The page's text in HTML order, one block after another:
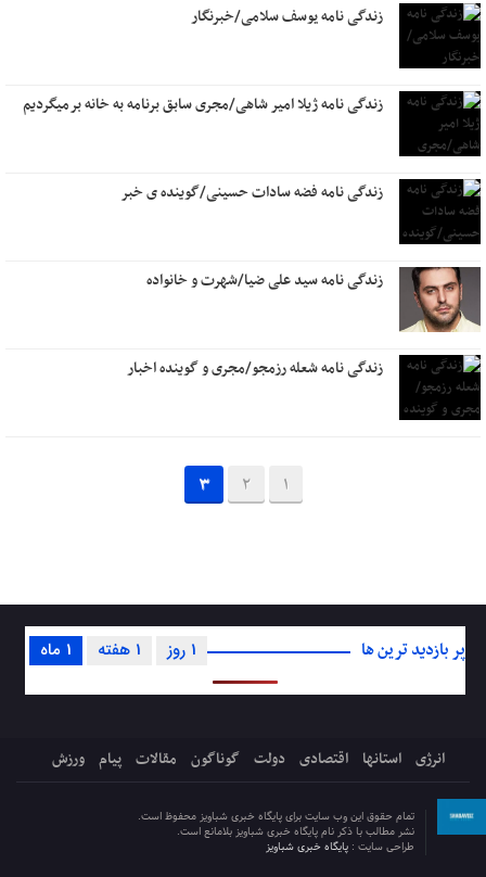
زندگی نامه یوسف سلامی/خبرنگار
زندگی نامه ژیلا امیر شاهی/مجری سابق برنامه به خانه برمیگردیم
زندگی نامه فضه سادات حسینی/گوینده ی خبر
زندگی نامه سید علی ضیا/شهرت و خانواده
زندگی نامه شعله رزمجو/مجری و گوینده اخبار
1
2
3
پر بازدید ترین ها 1 ماه 1 هفته 1 روز
انرژی استانها اقتصادی دولت گوناگون مقالات پیام ورزش
تمام حقوق این وب سایت برای پایگاه خبری شباویز محفوظ است.
نشر مطالب با ذکر نام پایگاه خبری شباویز بلامانع است.
طراحی سایت : پایگاه خبری شباویز